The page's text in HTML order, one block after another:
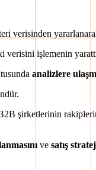
verisinden yararlanarak
işlemenin
analizlere
şirketlerinin
ve satış